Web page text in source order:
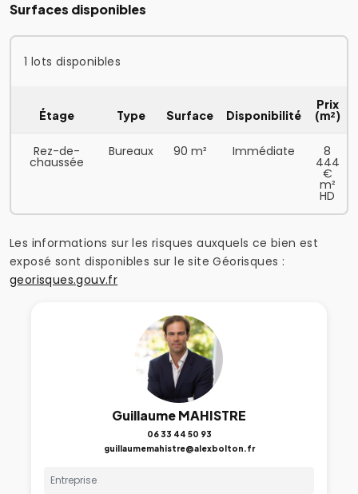
Surfaces disponibles
1 lots disponibles
Étage Type Surface Disponibilité
Prix
(m²)
Rez-de-
chaussée
Bureaux 90 m² Immédiate 8
444
€
m²
HD
Les informations sur les risques auxquels ce bien est
exposé sont disponibles sur le site Géorisques :
georisques.gouv.fr
Guillaume MAHISTRE
06 33 44 50 93
guillaumemahistre@alexbolton.fr